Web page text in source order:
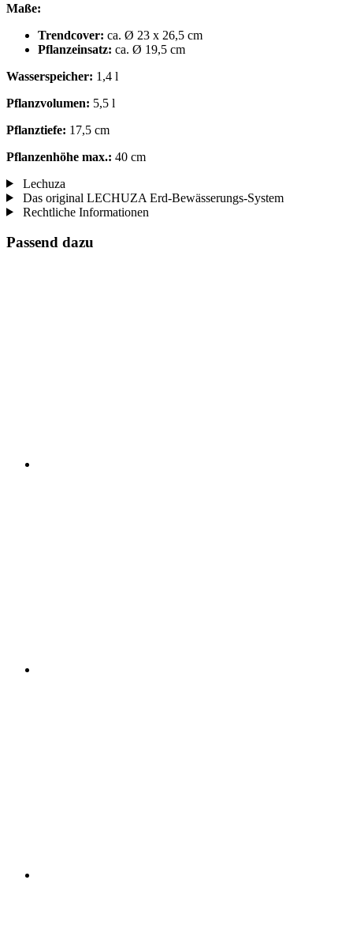
Maße:
Trendcover: ca. Ø 23 x 26,5 cm
Pflanzeinsatz: ca. Ø 19,5 cm
Wasserspeicher: 1,4 l
Pflanzvolumen: 5,5 l
Pflanztiefe: 17,5 cm
Pflanzenhöhe max.: 40 cm
Lechuza
Das original LECHUZA Erd-Bewässerungs-System
Rechtliche Informationen
Passend dazu